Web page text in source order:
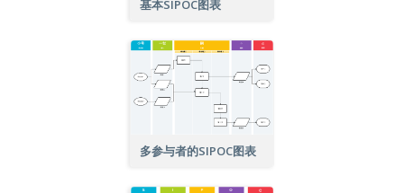
基本SIPOC图表
多参与者的SIPOC图表